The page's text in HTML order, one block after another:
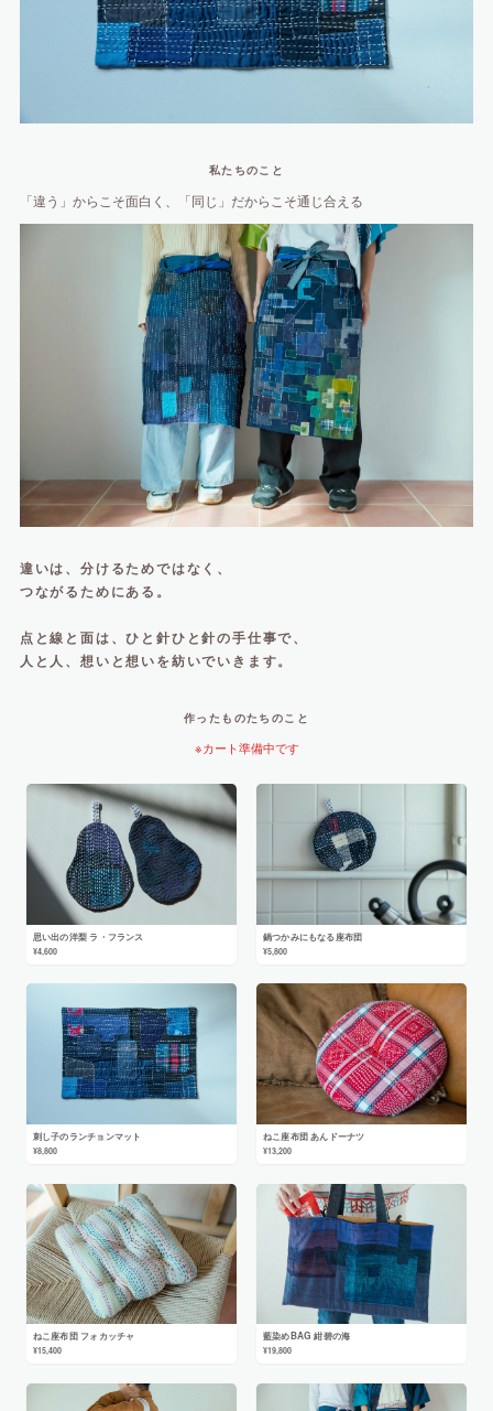
私たちのこと
「違う」からこそ面白く、「同じ」だからこそ通じ合える
違いは、分けるためではなく、
つながるためにある。
点と線と面は、ひと針ひと針の手仕事で、
人と人、想いと想いを紡いでいきます。
作ったものたちのこと
※カート準備中です
思い出の洋梨 ラ・フランス
¥4,600
鍋つかみにもなる座布団
¥5,800
刺し子のランチョンマット
¥8,800
ねこ座布団 あんドーナツ
¥13,200
ねこ座布団 フォカッチャ
¥15,400
藍染めBAG 紺碧の海
¥19,800